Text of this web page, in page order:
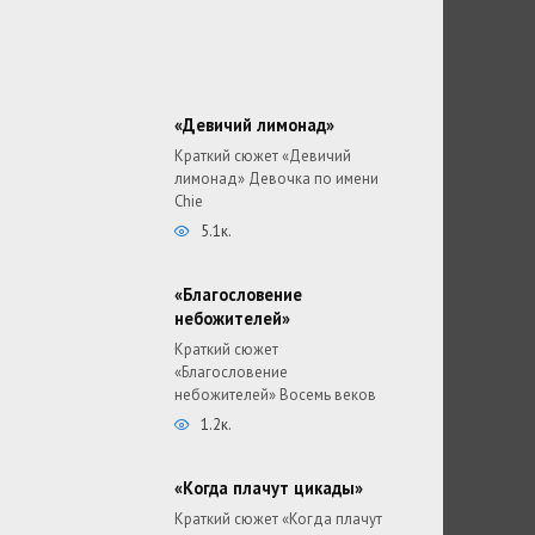
«Девичий лимонад»
Краткий сюжет «Девичий
лимонад» Девочка по имени
Chie
5.1к.
«Благословение
небожителей»
Краткий сюжет
«Благословение
небожителей» Восемь веков
1.2к.
«Когда плачут цикады»
Краткий сюжет «Когда плачут